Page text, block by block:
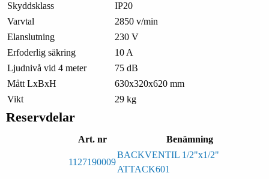
Skyddsklass
IP20
Varvtal
2850 v/min
Elanslutning
230 V
Erfoderlig säkring
10 A
Ljudnivå vid 4 meter
75 dB
Mått LxBxH
630x320x620 mm
Vikt
29 kg
Reservdelar
Art. nr Benämning
1127190009
BACKVENTIL 1/2"x1/2"
ATTACK601